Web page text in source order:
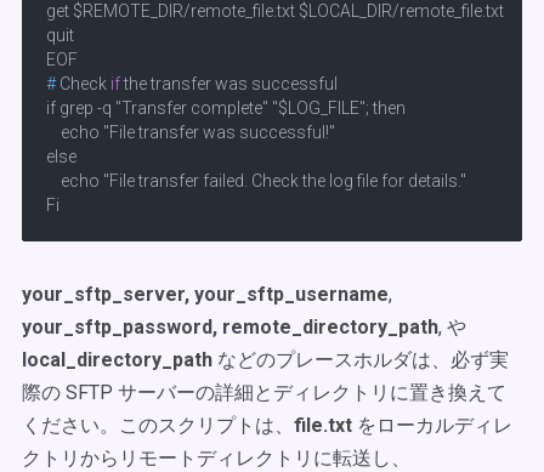
get $REMOTE_DIR/remote_file.txt $LOCAL_DIR/remote_file.txt
quit
# Check if the transfer was successful
if grep -q "Transfer complete" "$LOG_FILE"; then
    echo "File transfer was successful!"
else
    echo "File transfer failed. Check the log file for details."
Fi
your_sftp_server, your_sftp_username,
your_sftp_password, remote_directory_path, や
local_directory_path などのプレースホルダは、必ず実
際の SFTP サーバーの詳細とディレクトリに置き換えて
ください。このスクリプトは、 file.txt をローカルディレ
クトリからリモートディレクトリに転送し、